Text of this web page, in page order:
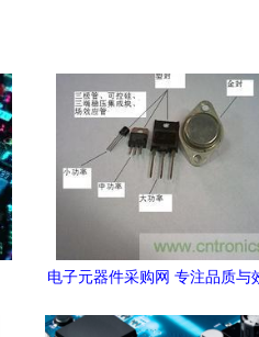
电子元器件采购网 专注品质与